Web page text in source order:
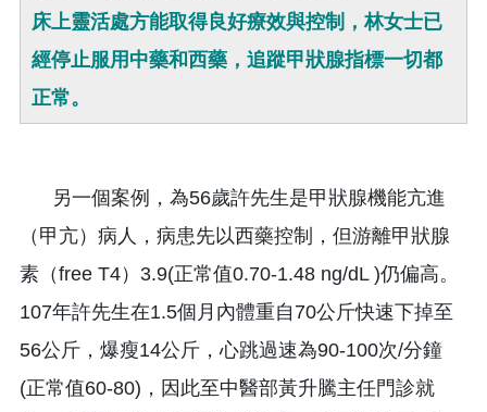
床上靈活處方能取得良好療效與控制，林女士已
經停止服用中藥和西藥，追蹤甲狀腺指標一切都
正常。
另一個案例，為56歲許先生是甲狀腺機能亢進
（甲亢）病人，病患先以西藥控制，但游離甲狀腺
素（free T4）3.9(正常值0.70-1.48 ng/dL )仍偏高。
107年許先生在1.5個月內體重自70公斤快速下掉至
56公斤，爆瘦14公斤，心跳過速為90-100次/分鐘
(正常值60-80)，因此至中醫部黃升騰主任門診就